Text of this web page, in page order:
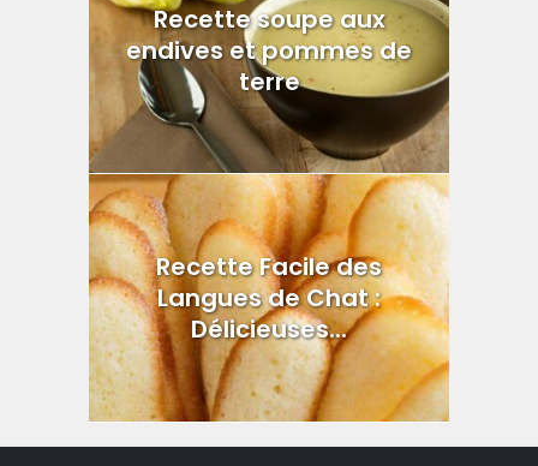
Recette soupe aux
endives et pommes de
terre
Recette Facile des
Langues de Chat :
Délicieuses...